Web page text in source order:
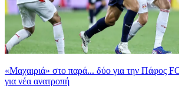
«Μαχαιριά» στο παρά... δύο για την Πάφος
για νέα ανατροπή